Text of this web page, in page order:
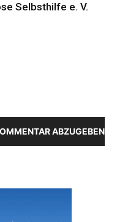
Selbsthilfe e. V.
ABZUGEBEN